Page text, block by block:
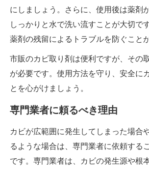
にしましょう。さらに、使用後は薬剤
しっかりと水で洗い流すことが大切で
薬剤の残留によるトラブルを防ぐこと
市販のカビ取り剤は便利ですが、その
が必要です。使用方法を守り、安全に
とを心がけましょう。
専門業者に頼るべき理由
カビが広範囲に発生してしまった場合
るような場合は、専門業者に依頼する
です。専門業者は、カビの発生源や根